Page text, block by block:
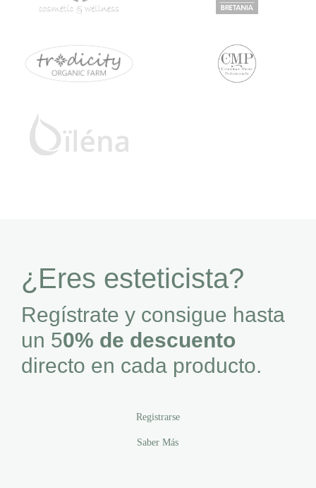
¿Eres esteticista?
Regístrate y consigue hasta
un 50% de descuento
directo en cada producto.
Registrarse
Saber Más